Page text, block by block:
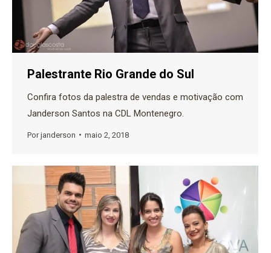
Palestrante Rio Grande do Sul
Confira fotos da palestra de vendas e motivação com
Janderson Santos na CDL Montenegro.
Porjanderson maio 2, 2018